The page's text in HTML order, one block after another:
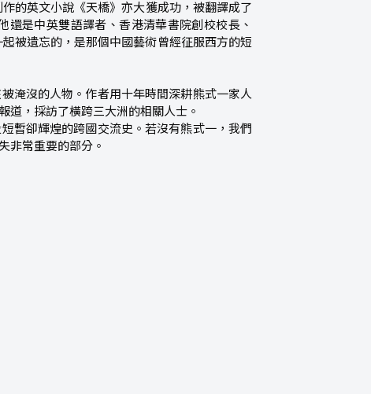
的英文小說《天橋》亦大獲成功，被翻譯成了
是中英雙語譯者、香港清華書院創校校長、
被遺忘的，是那個中國藝術曾經征服西方的短
淹沒的人物。作者用十年時間深耕熊式一家人
道，採訪了橫跨三大洲的相關人士。
暫卻輝煌的跨國交流史。若沒有熊式一，我們
非常重要的部分。